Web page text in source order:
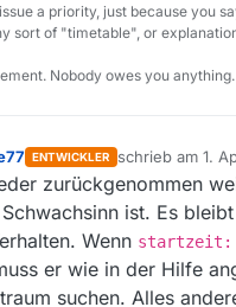
a priority, just because you
sort of "timetable", or
Nobody owes you anything.
ENTWICKLER schrieb am 1.
zuletzt editiert
zurückgenommen
ist. Es
Wenn startzeit:
er wie in der Hilfe
suchen. Alles